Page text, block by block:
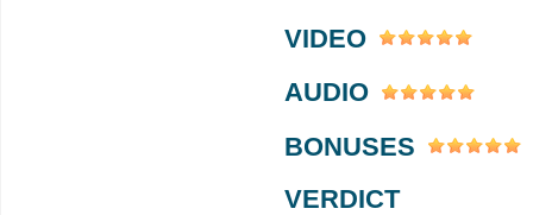
VIDEO
AUDIO
BONUSES
VERDICT